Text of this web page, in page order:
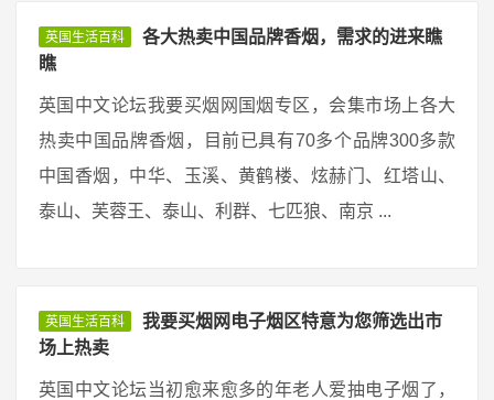
英国生活百科
各大热卖中国品牌香烟，需求的进来瞧
瞧
英国中文论坛我要买烟网国烟专区，会集市场上各大
热卖中国品牌香烟，目前已具有70多个品牌300多款
中国香烟，中华、玉溪、黄鹤楼、炫赫门、红塔山、
泰山、芙蓉王、泰山、利群、七匹狼、南京 ...
英国生活百科
我要买烟网电子烟区特意为您筛选出市
场上热卖
英国中文论坛当初愈来愈多的年老人爱抽电子烟了，